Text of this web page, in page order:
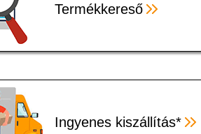
Termékkereső
Ingyenes kiszállítás*